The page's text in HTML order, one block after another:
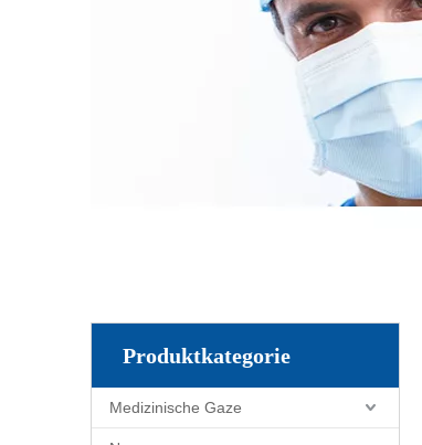
Produktkategorie
Medizinische Gaze